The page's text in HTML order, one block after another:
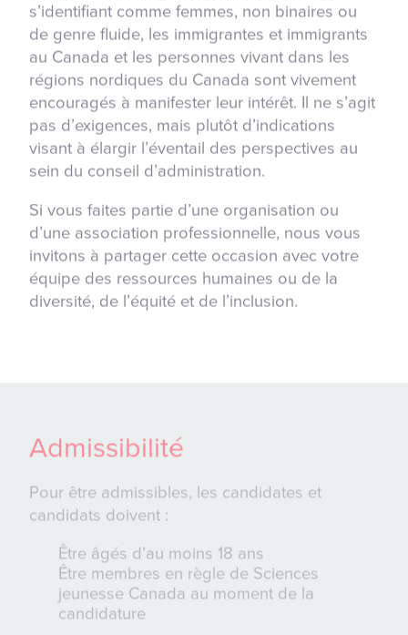
s’identifiant comme femmes, non binaires ou
de genre fluide, les immigrantes et immigrants
au Canada et les personnes vivant dans les
régions nordiques du Canada sont vivement
encouragés à manifester leur intérêt. Il ne s’agit
pas d’exigences, mais plutôt d’indications
visant à élargir l’éventail des perspectives au
sein du conseil d’administration.
Si vous faites partie d’une organisation ou
d’une association professionnelle, nous vous
invitons à partager cette occasion avec votre
équipe des ressources humaines ou de la
diversité, de l’équité et de l’inclusion.
Admissibilité
Pour être admissibles, les candidates et
candidats doivent :
Être âgés d’au moins 18 ans
Être membres en règle de Sciences
jeunesse Canada au moment de la
candidature